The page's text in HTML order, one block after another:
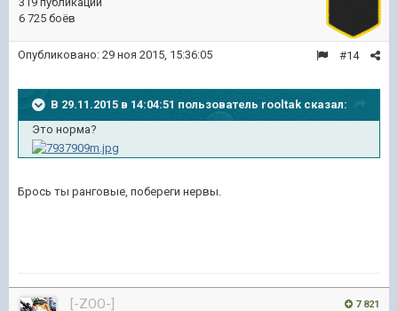
6 725 боёв
#14
Опубликовано: 29 ноя 2015, 15:36:05
В 29.11.2015 в 14:04:51 пользователь rooltak сказал:
Это норма?
Брось ты ранговые, побереги нервы.
7 821
[-ZOO-]